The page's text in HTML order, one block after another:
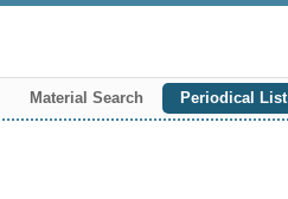
Material Search Periodical List